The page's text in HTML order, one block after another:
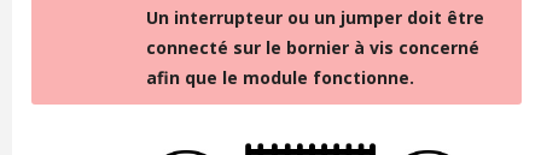
Un interrupteur ou un jumper doit être
connecté sur le bornier à vis concerné
afin que le module fonctionne.